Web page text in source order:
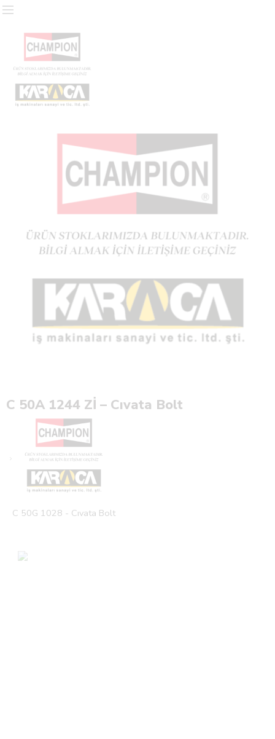
C 50A 1244 Zİ – Cıvata Bolt
C 50G 1028 - Cıvata Bolt